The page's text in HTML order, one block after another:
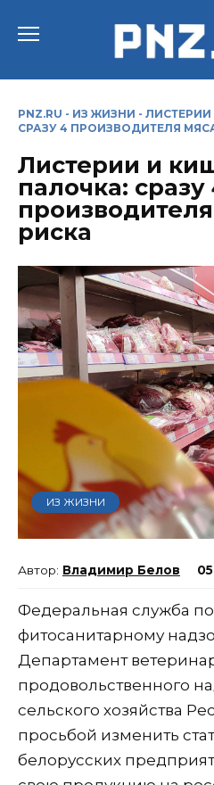
PNZ.RU - ИЗ ЖИЗНИ -
СРАЗУ 4 ПРОИЗВОДИТЕЛЯ
Листерии и
палочка: сразу
риска
ИЗ ЖИЗНИ
Владимир Белов
Федеральная служба
фитосанитарному
Департамент
продовольственного
сельского хозяйства
просьбой изменить
белорусских